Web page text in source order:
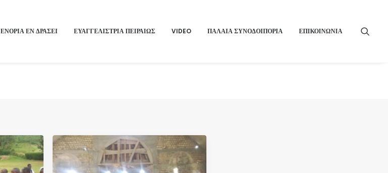
ΕΝΟΡΙΑ ΕΝ ΔΡΑΣΕΙ ΕΥΑΓΓΕΛΙΣΤΡΙΑ ΠΕΙΡΑΙΏΣ VIDEO ΠΑΛΑΙΑ ΣΥΝΟΔΟΙΠΟΡΙΑ ΕΠΙΚΟΙΝΩΝΙΑ